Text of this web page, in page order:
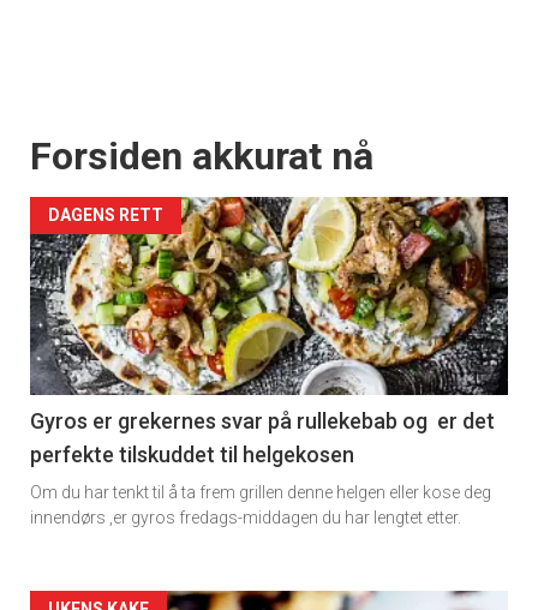
Forsiden akkurat nå
DAGENS RETT
Gyros er grekernes svar på rullekebab og er det
perfekte tilskuddet til helgekosen
Om du har tenkt til å ta frem grillen denne helgen eller kose deg
innendørs ,er gyros fredags-middagen du har lengtet etter.